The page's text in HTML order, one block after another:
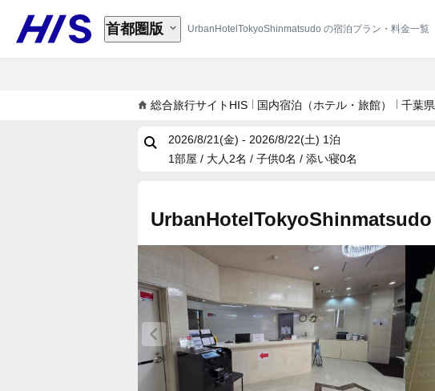
UrbanHotelTokyoShinmatsudo の宿泊プラン・料金一覧
首都圏版
総合旅行サイトHIS 国内宿泊（ホテル・旅館） 千葉県
2026/8/21(金) - 2026/8/22(土) 1泊
1部屋 / 大人2名 / 子供0名 / 添い寝0名
UrbanHotelTokyoShinmatsudo